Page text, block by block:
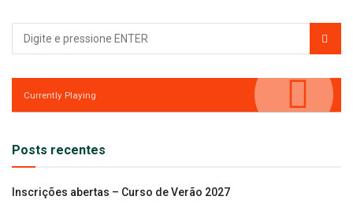
Currently Playing
Posts recentes
Inscrições abertas – Curso de Verão 2027